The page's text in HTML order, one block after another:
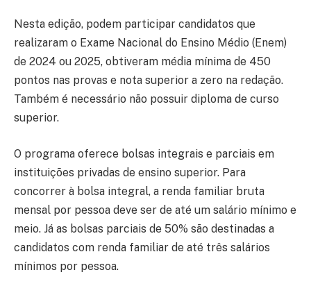
Nesta edição, podem participar candidatos que
realizaram o Exame Nacional do Ensino Médio (Enem)
de 2024 ou 2025, obtiveram média mínima de 450
pontos nas provas e nota superior a zero na redação.
Também é necessário não possuir diploma de curso
superior.
O programa oferece bolsas integrais e parciais em
instituições privadas de ensino superior. Para
concorrer à bolsa integral, a renda familiar bruta
mensal por pessoa deve ser de até um salário mínimo e
meio. Já as bolsas parciais de 50% são destinadas a
candidatos com renda familiar de até três salários
mínimos por pessoa.